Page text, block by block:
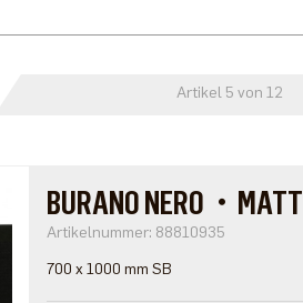
Artikel 5 von 12
BURANO NERO・
Artikelnummer: 88810935
700 x 1000 mm SB